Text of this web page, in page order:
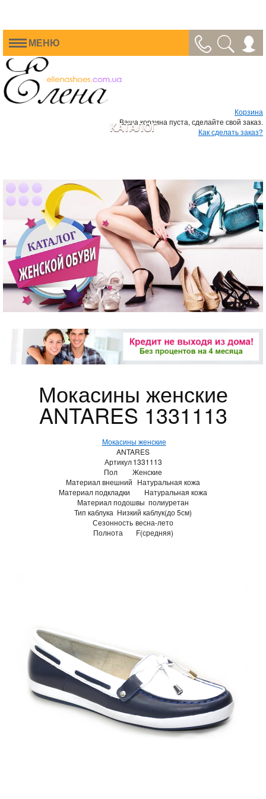
МЕНЮ
Корзина
Ваша корзина пуста, сделайте свой заказ.
Как сделать заказ?
КАТАЛОГ
Мокасины женские
ANTARES 1331113
Мокасины женские
ANTARES
Артикул 1331113
Пол
Женские
Материал внешний Натуральная кожа
Материал подкладки
Натуральная кожа
Материал подошвы полиуретан
Тип каблука Низкий каблук(до 5см)
Сезонность весна-лето
Полнота
F(средняя)